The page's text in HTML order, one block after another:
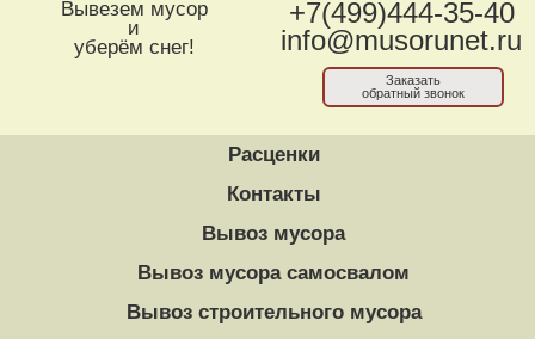
Вывезем мусор
и
уберём снег!
+7(499)444-35-40
info@musorunet.ru
Заказать
обратный звонок
Расценки
Контакты
Вывоз мусора
Вывоз мусора самосвалом
Вывоз строительного мусора